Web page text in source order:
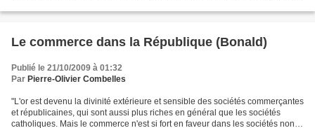
Le commerce dans la République (Bonald)
Publié le 21/10/2009 à 01:32
Par Pierre-Olivier Combelles
"L'or est devenu la divinité extérieure et sensible des sociétés commerçantes
et républicaines, qui sont aussi plus riches en général que les sociétés
catholiques. Mais le commerce n'est si fort en faveur dans les sociétés non